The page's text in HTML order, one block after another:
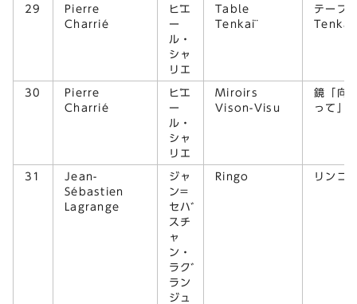
29
Pierre
Charrié
ピエ
ー
ル・
シャ
リエ
Table
Tenkaï
テーブ
Tenkaï
30
Pierre
Charrié
ピエ
ー
ル・
シャ
リエ
Miroirs
Vison-Visu
鏡「向
って」
31
Jean-
Sébastien
Lagrange
ジャ
ン=
セバ
スチ
ャ
ン・
ラグ
ラン
ジュ
Ringo リンゴ